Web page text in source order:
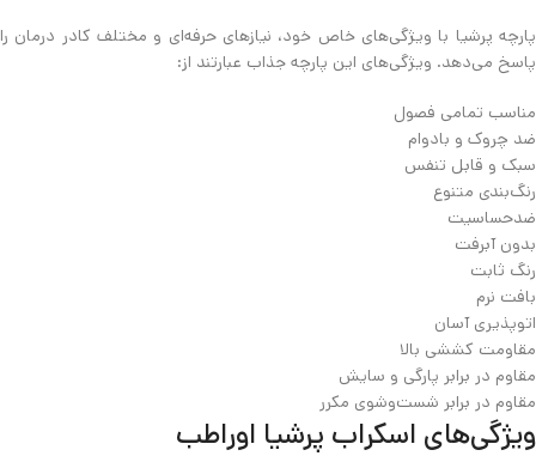
پارچه پرشیا با ویژگی‌های خاص خود، نیازهای حرفه‌ای و مختلف کادر درمان را
پاسخ می‌دهد. ویژگی‌های این پارچه جذاب عبارتند از:
مناسب تمامی فصول
ضد چروک و بادوام
سبک و قابل تنفس
رنگ‌بندی متنوع
ضدحساسیت
بدون آبرفت
رنگ ثابت
بافت نرم
اتوپذیری آسان
مقاومت کششی بالا
مقاوم در برابر پارگی و سایش
مقاوم در برابر شست‌وشوی مکرر
ویژ‌گی‌های اسکراب پرشیا اوراطب